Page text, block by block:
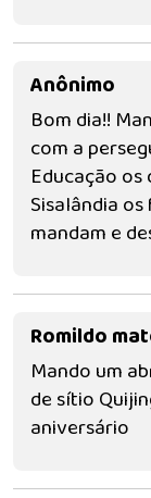
Anônimo
Bom dia!!
com a
Educação os
Sisalândia
mandam e
Romildo
Mando um
de sítio
aniversário